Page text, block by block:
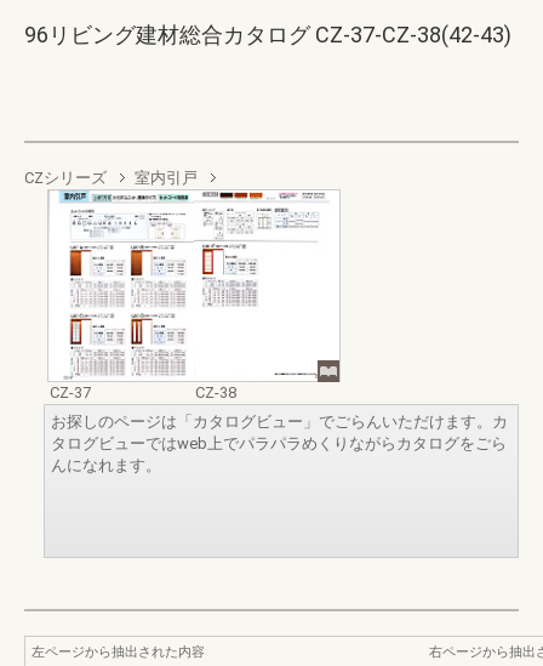
96リビング建材総合カタログ CZ-37-CZ-38(42-43)
CZシリーズ 室内引戸
CZ-37
CZ-38
お探しのページは「カタログビュー」でごらんいただけます。カ
タログビューではweb上でパラパラめくりながらカタログをごら
んになれます。
左ページから抽出された内容
右ページから抽出